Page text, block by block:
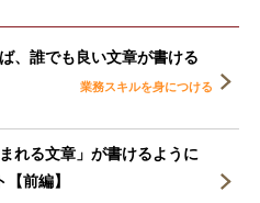
、誰でも良い文章が書ける
業務スキルを身につける
れる文章」が書けるように
前編】